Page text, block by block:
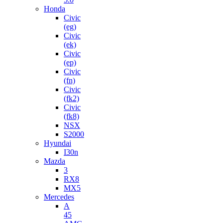
Honda
Civic
(eg)
Civic
(ek)
Civic
(ep)
Civic
(fn)
Civic
(fk2)
Civic
(fk8)
NSX
S2000
Hyundai
I30n
Mazda
3
RX8
MX5
Mercedes
A
45